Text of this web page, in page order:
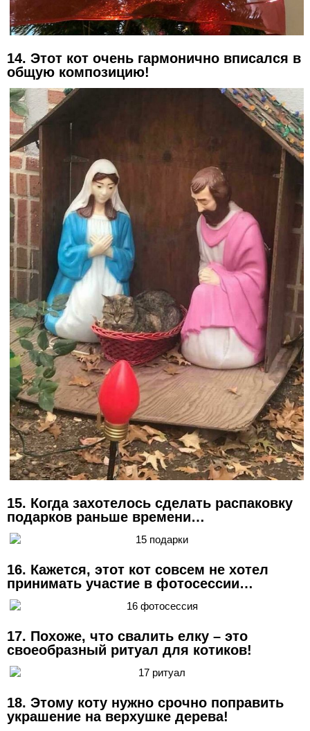
14. Этот кот очень гармонично вписался в
общую композицию!
15. Когда захотелось сделать распаковку
подарков раньше времени…
16. Кажется, этот кот совсем не хотел
принимать участие в фотосессии…
17. Похоже, что свалить елку – это
своеобразный ритуал для котиков!
18. Этому коту нужно срочно поправить
украшение на верхушке дерева!